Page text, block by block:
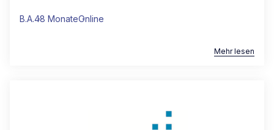
B.A.48 MonateOnline
Mehr lesen